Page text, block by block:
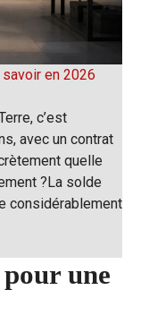
en 2026
c’est
avec un contrat
quelle
?La solde
considérablement
une